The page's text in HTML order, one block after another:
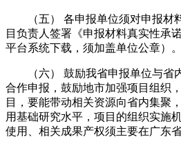
（五） 各申报单位须对申报材
目负责人签署《申报材料真实性承
平台系统下载，须加盖单位公章）。
（六） 鼓励我省申报单位与省
合作申报，鼓励地市加强项目组织
目，要能带动相关资源向省内集聚
用基础研究水平，项目的组织实施
使用、相关成果产权须主要在广东省